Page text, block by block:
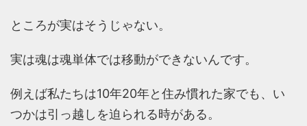
ところが実はそうじゃない。
実は魂は魂単体では移動ができないんです。
例えば私たちは10年20年と住み慣れた家でも、い
つかは引っ越しを迫られる時がある。